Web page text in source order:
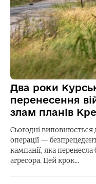
Два роки
перенесення
злам планів
Сьогодні виповнюється
операції —
кампанії, яка
агресора. Цей крок…